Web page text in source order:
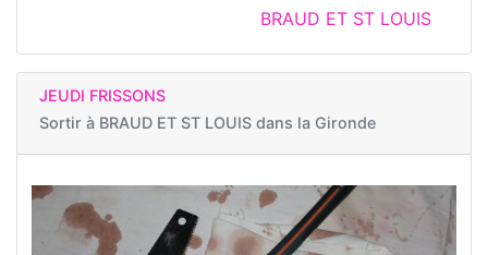
BRAUD ET ST LOUIS
JEUDI FRISSONS
Sortir à BRAUD ET ST LOUIS dans la Gironde